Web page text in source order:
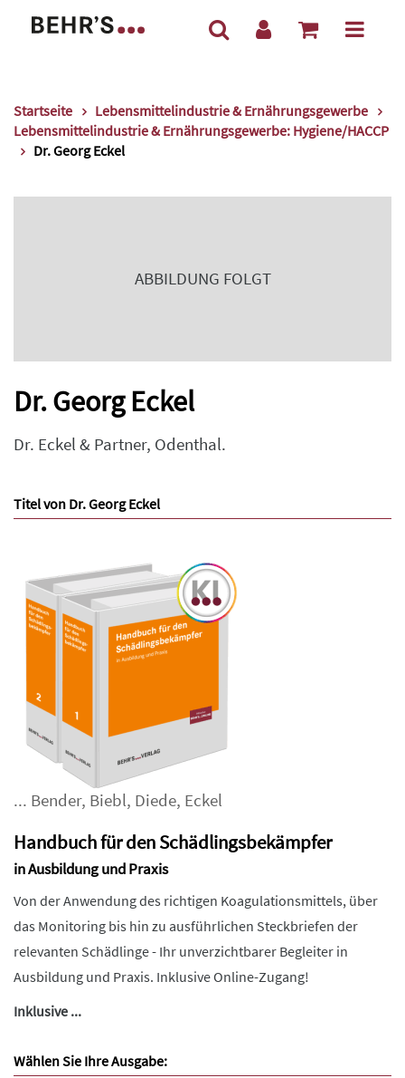
Startseite
Lebensmittelindustrie & Ernährungsgewerbe
Lebensmittelindustrie & Ernährungsgewerbe: Hygiene/HACCP
Dr. Georg Eckel
ABBILDUNG FOLGT
Dr. Georg Eckel
Dr. Eckel & Partner, Odenthal.
Titel von Dr. Georg Eckel
... Bender, Biebl, Diede, Eckel
Handbuch für den Schädlingsbekämpfer
in Ausbildung und Praxis
Von der Anwendung des richtigen Koagulationsmittels, über
das Monitoring bis hin zu ausführlichen Steckbriefen der
relevanten Schädlinge - Ihr unverzichtbarer Begleiter in
Ausbildung und Praxis. Inklusive Online-Zugang!
Inklusive ...
Wählen Sie Ihre Ausgabe: